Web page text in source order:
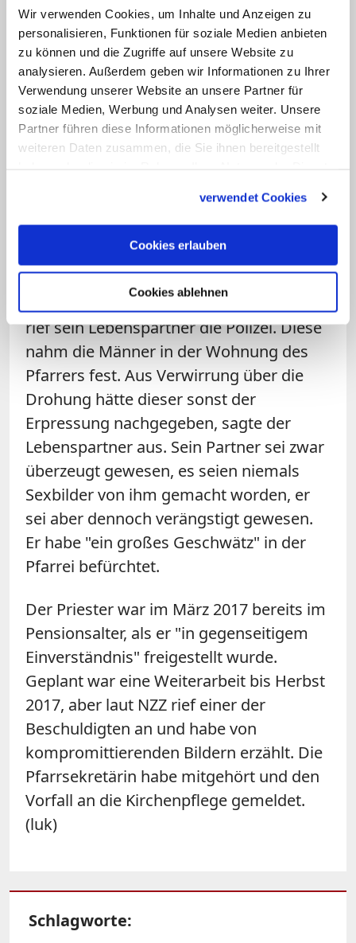
Wir verwenden Cookies, um Inhalte und Anzeigen zu
personalisieren, Funktionen für soziale Medien anbieten
zu können und die Zugriffe auf unsere Website zu
analysieren. Außerdem geben wir Informationen zu Ihrer
Verwendung unserer Website an unsere Partner für
soziale Medien, Werbung und Analysen weiter. Unsere
Partner führen diese Informationen möglicherweise mit
weiteren Daten zusammen, die Sie ihnen bereitgestellt
verwendet Cookies
Cookies erlauben
Cookies ablehnen
Die Staatsanwaltschaft fordert eine
Freiheitsstrafe von 40 Monaten für den
Haupttäter und 15 Monate bedingte
Strafe – eine nach dem schweizerischen
Strafrecht nur zum Teil vollstreckte Strafe
beide Slowaken fordert sie fünf Jahre
kommende Woche erwartet.
Als die Männer den frisch pensionierten
Pfarrer mit den Fotos erpressen wollten,
rief sein Lebenspartner die Polizei. Diese
nahm die Männer in der Wohnung des
Pfarrers fest. Aus Verwirrung über die
Drohung hätte dieser sonst der
Erpressung nachgegeben, sagte der
Lebenspartner aus. Sein Partner sei zwar
überzeugt gewesen, es seien niemals
Sexbilder von ihm gemacht worden, er
sei aber dennoch verängstigt gewesen.
Er habe "ein großes Geschwätz" in der
Pfarrei befürchtet.
Der Priester war im März 2017 bereits im
Pensionsalter, als er "in gegenseitigem
Einverständnis" freigestellt wurde.
Geplant war eine Weiterarbeit bis Herbst
2017, aber laut NZZ rief einer der
Beschuldigten an und habe von
kompromittierenden Bildern erzählt. Die
Pfarrsekretärin habe mitgehört und den
Vorfall an die Kirchenpflege gemeldet.
(luk)
Schlagworte: